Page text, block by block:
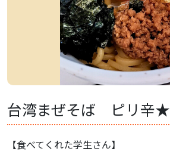
台湾まぜそば ピリ辛★
【食べてくれた学生さん】